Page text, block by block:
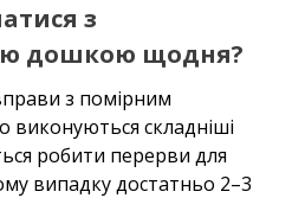
з
дошкою щодня?
з помірним
складніші
робити перерви для
випадку достатньо 2–3